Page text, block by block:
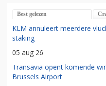
Best gelezen
KLM annuleert meerdere
staking
05 aug 26
Transavia opent komende
Brussels Airport